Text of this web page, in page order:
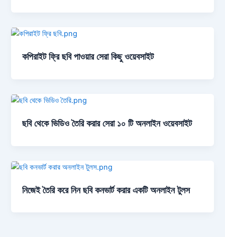
কপিরাইট ফ্রি ছবি পাওয়ার সেরা কিছু ওয়েবসাইট
ছবি থেকে ভিডিও তৈরি করার সেরা ১০ টি অনলাইন ওয়েবসাইট
নিজেই তৈরি করে নিন ছবি কনভার্ট করার একটি অনলাইন টুলস